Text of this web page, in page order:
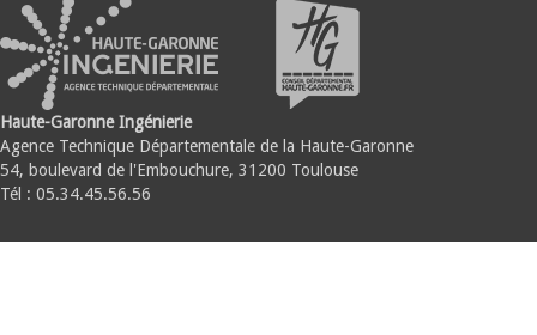
Haute-Garonne Ingénierie
Agence Technique Départementale de la Haute-Garonne
54, boulevard de l'Embouchure, 31200 Toulouse
Tél : 05.34.45.56.56